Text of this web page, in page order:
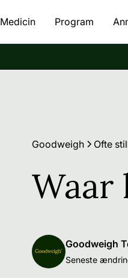
Medicin Program
Goodweigh Ofte
Waar
Goodweigh
Seneste